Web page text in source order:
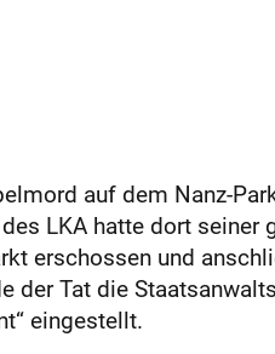
auf dem Nanz-
LKA hatte dort
erschossen und
der Tat die
eingestellt.